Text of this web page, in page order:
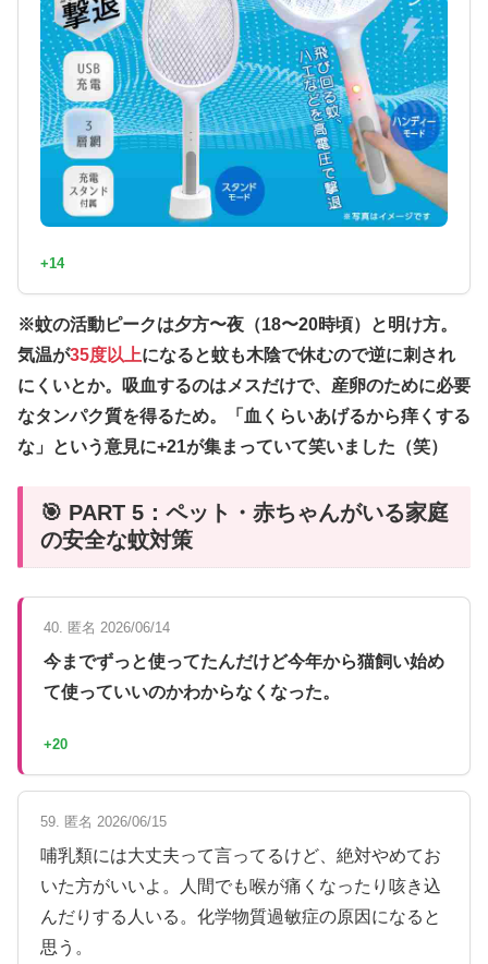
+14
※蚊の活動ピークは夕方〜夜（18〜20時頃）と明け方。
気温が35度以上になると蚊も木陰で休むので逆に刺され
にくいとか。吸血するのはメスだけで、産卵のために必要
なタンパク質を得るため。「血くらいあげるから痒くする
な」という意見に+21が集まっていて笑いました（笑）
🎯 PART 5：ペット・赤ちゃんがいる家庭
の安全な蚊対策
40. 匿名 2026/06/14
今までずっと使ってたんだけど今年から猫飼い始め
て使っていいのかわからなくなった。
+20
59. 匿名 2026/06/15
哺乳類には大丈夫って言ってるけど、絶対やめてお
いた方がいいよ。人間でも喉が痛くなったり咳き込
んだりする人いる。化学物質過敏症の原因になると
思う。